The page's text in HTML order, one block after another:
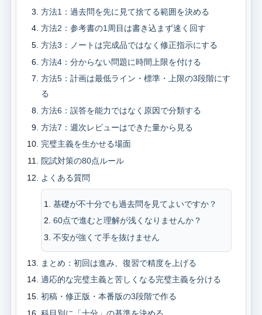
方法1：過去問を先に見て捨てる範囲を決める
方法2：参考書の1周目は書き込まず速く回す
方法3：ノートは完成品ではなく修正指示にする
方法4：分からない問題に時間上限を付ける
方法5：計画は最低ライン・標準・上限の3段階にす
る
方法6：誤答を能力ではなく原因で分類する
方法7：週次レビューはできた量から見る
完璧主義を生かせる場面
院試対策の80点ルール
よくある質問
基礎が不十分でも過去問を見てよいですか？
60点で進むと理解が浅くなりませんか？
不安が強くて手を抜けません
まとめ：初回は進み、復習で精度を上げる
適応的な完璧主義と苦しくなる完璧主義を分ける
初稿・修正版・本番版の3段階で作る